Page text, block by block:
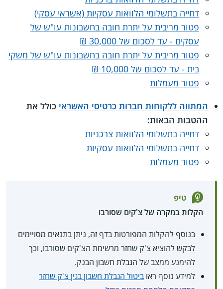
דחייה בתשלומי הלוואות עסקיות (אשראי עסקי)
פטור מריבית על יתרת חובה בחשבונות עו"ש של
עסקים - עד לסכום של 30,000 ₪
פטור מריבית על יתרת חובה בחשבונות עו"ש של משקי
בית - עד לסכום של 10,000 ₪
פטור מעמלות
המתווה ללקוחות חברות כרטיסי האשראי כולל את
ההטבות הבאות:
דחייה בתשלומי הלוואות צרכניות
דחייה בתשלומי הלוואות עסקיות
פטור מעמלות
טיפ
הקלות במקרה של צ'קים שסורבו
בנוסף להקלות המפורטות בדף זה, ניתן בתנאים מסויימים
לבקש להוציא צ'ק שחזר מרשימת הצ'קים שסורבו, וכך
להימנע ממצב של הגבלת חשבון הבנק.
למידע נוסף ראו ביטול הגבלת חשבון בגין צ'ק שחזר